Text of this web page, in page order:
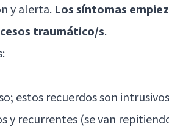
y alerta. Los síntomas
traumático/s.
estos recuerdos son
y recurrentes (se van